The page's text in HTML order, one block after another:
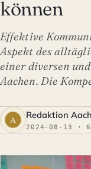
können
Effektive
Aspekt des
einer diversen
Aachen. Die
Redaktion
2024-08-13 ·